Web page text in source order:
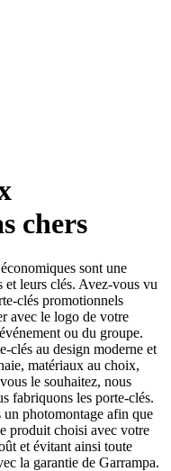
chers
sont une
leurs clés. Avez-vous vu
clés promotionnels
avec le logo de votre
ou du groupe.
clés au design moderne et
matériaux au choix,
le souhaitez, nous
fabriquons les porte-clés.
photomontage afin que
produit choisi avec votre
et évitant ainsi toute
la garantie de Garrampa.